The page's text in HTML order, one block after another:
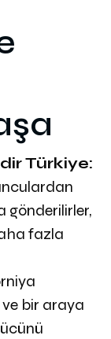
Türkiye:
gönderilirler,
fazla
bir araya